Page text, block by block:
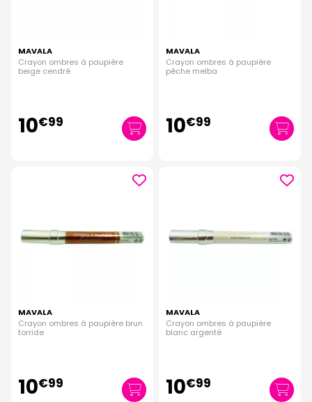
MAVALA
Crayon ombres à paupière
beige cendré
10€99
MAVALA
Crayon ombres à paupière
pêche melba
10€99
MAVALA
Crayon ombres à paupière brun
torride
10€99
MAVALA
Crayon ombres à paupière
blanc argenté
10€99